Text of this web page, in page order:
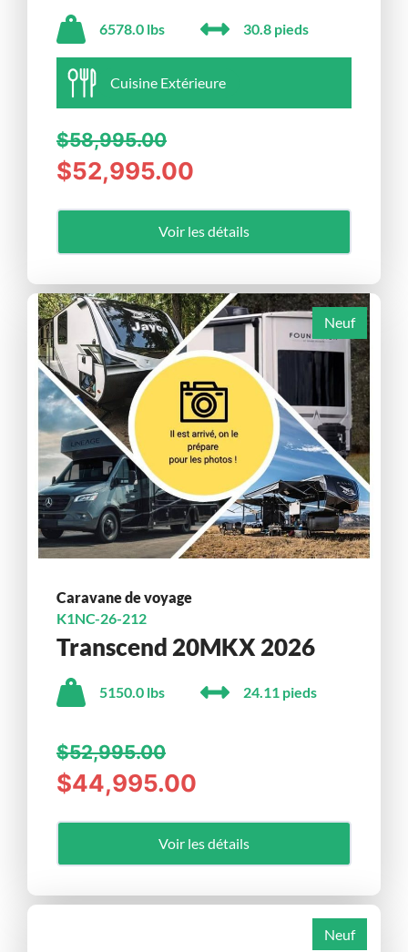
6578.0 lbs 30.8 pieds
Cuisine Extérieure
$58,995.00
$52,995.00
Voir les détails
Neuf
Caravane de voyage
K1NC-26-212
Transcend 20MKX 2026
5150.0 lbs 24.11 pieds
$52,995.00
$44,995.00
Voir les détails
Neuf